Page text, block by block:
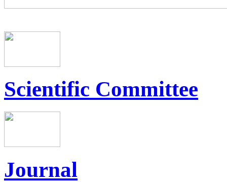
Scientific Committee
Journal